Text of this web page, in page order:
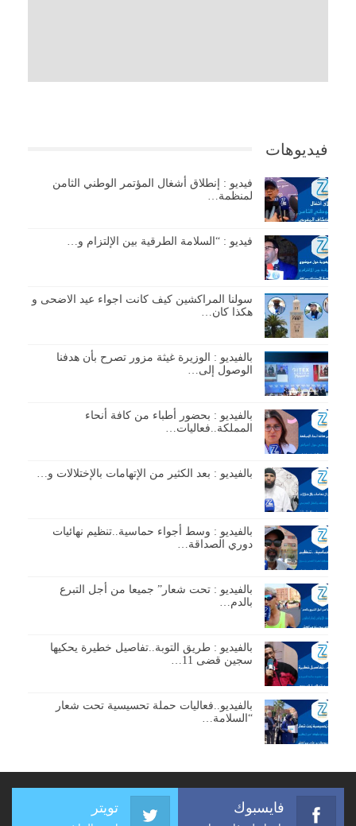
فيديوهات
فيديو : إنطلاق أشغال المؤتمر الوطني الثامن
لمنظمة…
فيديو : “السلامة الطرقية بين الإلتزام و…
سولنا المراكشين كيف كانت اجواء عيد الاضحى و
هكذا كان…
بالفيديو : الوزيرة غيثة مزور تصرح بأن هدفنا
الوصول إلى…
بالفيديو : بحضور أطباء من كافة أنحاء
المملكة..فعاليات…
بالفيديو : بعد الكثير من الإتهامات بالإختلالات و…
بالفيديو : وسط أجواء حماسية..تنظيم نهائيات
دوري الصداقة…
بالفيديو : تحت شعار” جميعا من أجل التبرع
بالدم…
بالفيديو : طريق التوبة..تفاصيل خطيرة يحكيها
سجين قضى 11…
بالفيديو..فعاليات حملة تحسيسية تحت شعار
“السلامة…
فايسبوك تويتر